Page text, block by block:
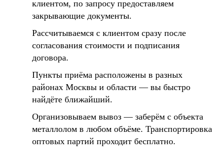
клиентом, по запросу предоставляем
закрывающие документы.
Рассчитываемся с клиентом сразу после
согласования стоимости и подписания
договора.
Пункты приёма расположены в разных
районах Москвы и области — вы быстро
найдёте ближайший.
Организовываем вывоз — заберём с объекта
металлолом в любом объёме. Транспортировка
оптовых партий проходит бесплатно.